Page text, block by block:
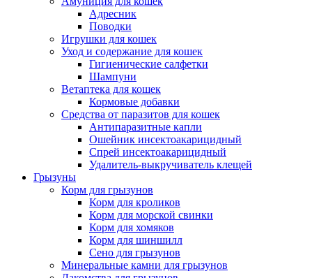
Адресник
Поводки
Игрушки для кошек
Уход и содержание для кошек
Гигиенические салфетки
Шампуни
Ветаптека для кошек
Кормовые добавки
Средства от паразитов для кошек
Антипаразитные капли
Ошейник инсектоакарицидный
Спрей инсектоакарицидный
Удалитель-выкручиватель клещей
Грызуны
Корм для грызунов
Корм для кроликов
Корм для морской свинки
Корм для хомяков
Корм для шиншилл
Сено для грызунов
Минеральные камни для грызунов